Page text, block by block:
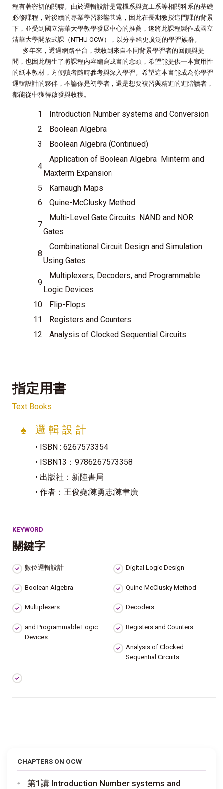
程有著密切的關聯。由於邏輯設計是電機系與資工系等相關科系的基礎
必修課程，對後續的專業學習影響甚遠，因此在長期教授這門課的背景
下，並受到國立清華大學教學發展中心的推薦，遂將此課程製作成國立
清華大學開放式課（NTHU OCW），以分享給更廣泛的學習族群。
多年來，透過網路平台，我收到來自不同背景學習者的回饋與提
問，也因此萌生了將課程內容編寫成書的念頭，希望能提供一本實用性
的紙本教材，方便讀者隨時參考與深入學習。希望這本書能成為你學習
邏輯設計的夥伴，不論你是初學者，還是想要複習與精進的進階讀者，
都能從中獲得啟發與收穫。
1
Introduction Number systems and Conversion
2
Boolean Algebra
3
Boolean Algebra (Continued)
4
Application of Boolean Algebra Minterm and
Maxterm Expansion
5
Karnaugh Maps
6
Quine-McClusky Method
7
Multi-Level Gate Circuits NAND and NOR
Gates
8
Combinational Circuit Design and Simulation
Using Gates
9
Multiplexers, Decoders, and Programmable
Logic Devices
10
Flip-Flops
11
Registers and Counters
12
Analysis of Clocked Sequential Circuits
指定用書
Text Books
♠ 邏 輯 設 計
• ISBN : 6267573354
• ISBN13：9786267573358
• 出版社： 新陸書局
• 作者：王俊堯;陳勇志;陳聿廣
KEYWORD
關鍵字
數位邏輯設計 Digital Logic Design
Boolean Algebra Quine-McClusky Method
Multiplexers Decoders
and Programmable Logic
Devices
Registers and Counters
Analysis of Clocked
Sequential Circuits
CHAPTERS ON OCW
第1講 Introduction Number systems and